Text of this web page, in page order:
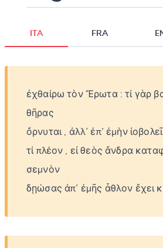
ITA FRA
ἐχθαίρω τὸν Ἔρωτα : τί γὰρ
θῆρας
ὄρνυται , ἀλλ᾽ ἐπ᾽ ἐμὴν ἰοβολεῖ
τί πλέον , εἰ θεὸς ἄνδρα
σεμνὸν
δῃώσας ἀπ᾽ ἐμῆς ἆθλον ἔχει